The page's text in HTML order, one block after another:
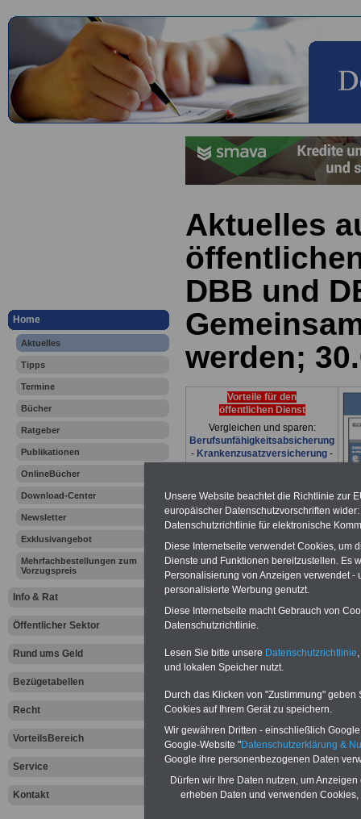
Home
Aktuelles
Tipps
Termine
Bücher
Ratgeber
Publikationen
OnlineBücher
Download-Center
Newsletter
Exklusivangebot
Mehrfachbestellungen zum
Vorzugspreis
Info & Rat
Öffentlicher Sektor
Rund ums Geld
Bezügetabellen
Recht
VorteilsBereich
Service
Kontakt
Aktuelles
DBB und
werden;
Vorteile für den
öffentlichen Dienst
Vergleichen und sparen:
Berufsunfähigkeitsabsicherung
- Krankenzusatzversicherung -
Zahnzusatzversicherung-
Ihr
den Fall der
Leben
Zur Übersicht
dem
Aktuelles aus
Sektor:
Unsere Website beachtet die Richtlinie zur
europäischer Datenschutzvorschriften
Datenschutzrichtlinie für elektronische
Diese Internetseite verwendet Cookies, um
Dienste und Funktionen bereitzustellen. Es
Personalisierung von Anzeigen verwendet
personalisierte Werbung genutzt.
Diese Internetseite macht Gebrauch von
Datenschutzrichtlinie.
Lesen Sie bitte unsere Datenschutzrichtlinie
und lokalen Speicher nutzt.
Durch das Klicken von "Zustimmung"
Cookies auf Ihrem Gerät zu speichern.
Wir gewähren Dritten - einschließlich
Google-Website "Datenschutzerklärung &
Google ihre personenbezogenen Daten
Dürfen wir Ihre Daten nutzen, um
erheben Daten und verwenden